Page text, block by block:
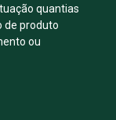
quantias
de produto
ou